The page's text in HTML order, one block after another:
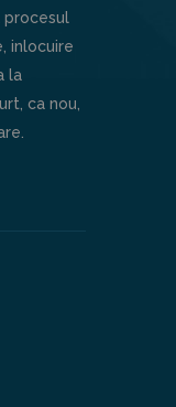
procesul
inlocuire
la
ca nou,